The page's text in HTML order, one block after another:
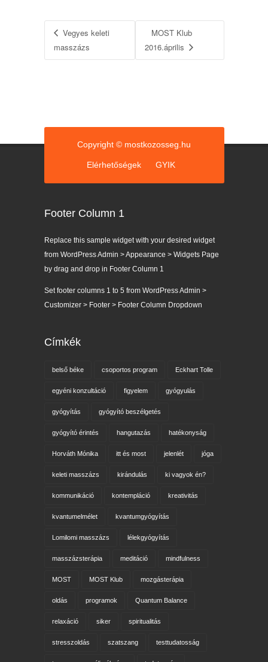
Vegyes keleti
masszázs
MOST Klub
2016.április
Copyright © mostkozosseg.hu
Elérhetőségek GYIK
Footer Column 1
Replace this sample widget with your desired widget
from WordPress Admin > Appearance > Widgets Page
by drag and drop in Footer Column 1
Set footer columns 1 to 5 from WordPress Admin >
Customizer > Footer > Footer Column Dropdown
Címkék
belső béke csoportos program Eckhart Tolle
egyéni konzultáció figyelem gyógyulás
gyógyítás gyógyító beszélgetés
gyógyító érintés hangutazás hatékonyság
Horváth Mónika itt és most jelenlét jóga
keleti masszázs kirándulás ki vagyok én?
kommunikáció kontempláció kreativitás
kvantumelmélet kvantumgyógyítás
Lomilomi masszázs lélekgyógyítás
masszázsterápia meditáció mindfulness
MOST MOST Klub mozgásterápia
oldás programok Quantum Balance
relaxáció siker spiritualitás
stresszoldás szatszang testtudatosság